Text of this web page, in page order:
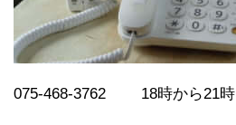
075-468-3762 18時から21時